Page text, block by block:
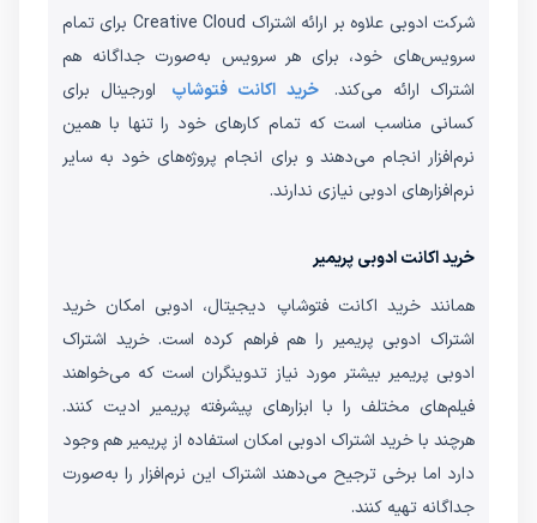
شرکت ادوبی علاوه بر ارائه اشتراک Creative Cloud برای تمام
سرویس‌های خود، برای هر سرویس به‌صورت جداگانه هم
اشتراک ارائه می‌کند.
خرید اکانت فتوشاپ
اورجینال برای
کسانی مناسب است که تمام کارهای خود را تنها با همین
نرم‌افزار انجام می‌دهند و برای انجام پروژه‌های خود به سایر
نرم‌افزارهای ادوبی نیازی ندارند.
خرید اکانت ادوبی پریمیر
همانند خرید اکانت فتوشاپ دیجیتال، ادوبی امکان خرید
اشتراک ادوبی پریمیر را هم فراهم کرده است. خرید اشتراک
ادوبی پریمیر بیشتر مورد نیاز تدوینگران است که می‌خواهند
فیلم‌های مختلف را با ابزارهای پیشرفته پریمیر ادیت کنند.
هرچند با خرید اشتراک ادوبی امکان استفاده از پریمیر هم وجود
دارد اما برخی ترجیح می‌دهند اشتراک این نرم‌افزار را به‌صورت
جداگانه تهیه کنند.